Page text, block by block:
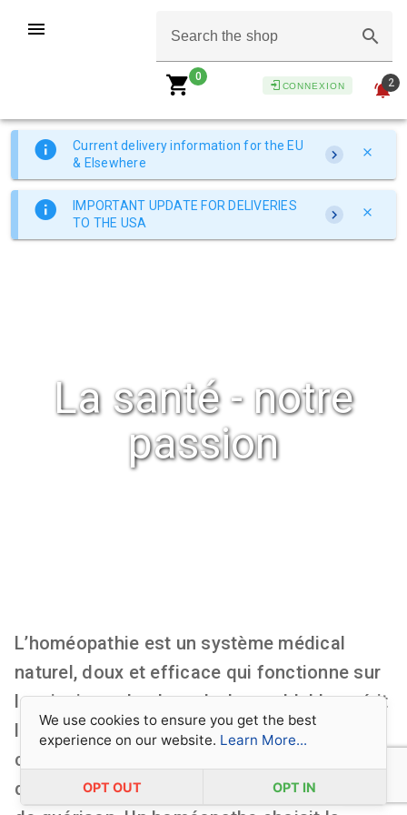
Search the shop
0
CONNEXION 2
Current delivery information for the EU
& Elsewhere
IMPORTANT UPDATE FOR DELIVERIES
TO THE USA
La santé - notre
passion
L’homéopathie est un système médical
naturel, doux et efficace qui fonctionne sur
le principe selon lequel « le semblable guérit
les semblables ». L’homéopathie traite
chaque personne comme un individu unique
dans le but de stimuler sa propre capacité
We use cookies to ensure you get the best
experience on our website. Learn More...
OPT OUT OPT IN